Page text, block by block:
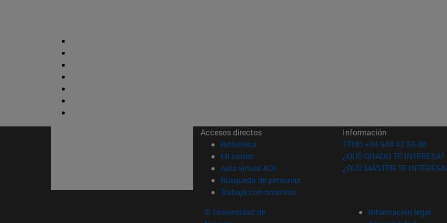
Accesos directos
Biblioteca (abre en nueva ventana)
Mi correo(abre en nueva ventana)
Aula virtual ADI (abre en nueva ventana)
Búsqueda de personas(abre en nueva ventana)
Trabaja con nosotros(abre en nueva ventana)
Información
TFNO +34 948 42 56 00
¿QUÉ GRADO TE INTERESA?
¿QUÉ MÁSTER TE
© Universidad de
Información legal